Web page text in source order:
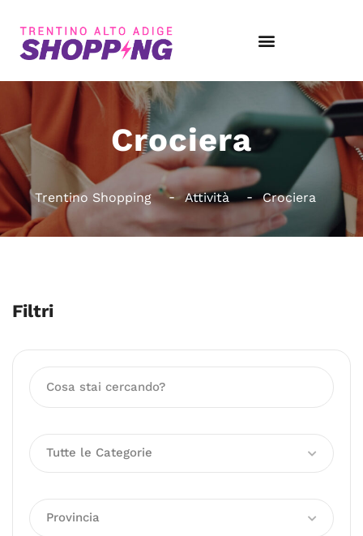
Crociera
Trentino Shopping Attività Crociera
Filtri
Tutte le Categorie
Provincia